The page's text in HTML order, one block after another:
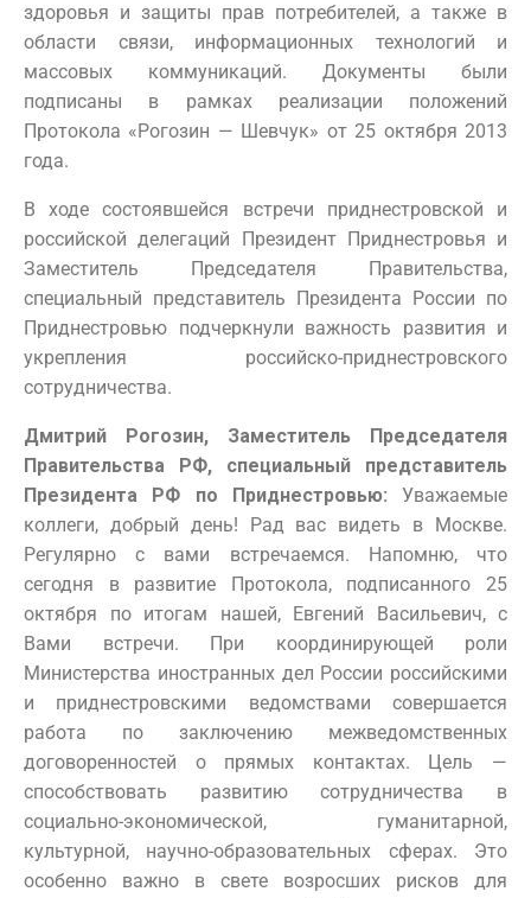
здоровья и защиты прав потребителей, а также в
области связи, информационных технологий и
массовых коммуникаций. Документы были
подписаны в рамках реализации положений
Протокола «Рогозин — Шевчук» от 25 октября 2013
года.
В ходе состоявшейся встречи приднестровской и
российской делегаций Президент Приднестровья и
Заместитель Председателя Правительства,
специальный представитель Президента России по
Приднестровью подчеркнули важность развития и
укрепления российско-приднестровского
сотрудничества.
Дмитрий Рогозин, Заместитель Председателя
Правительства РФ, специальный представитель
Президента РФ по Приднестровью: Уважаемые
коллеги, добрый день! Рад вас видеть в Москве.
Регулярно с вами встречаемся. Напомню, что
сегодня в развитие Протокола, подписанного 25
октября по итогам нашей, Евгений Васильевич, с
Вами встречи. При координирующей роли
Министерства иностранных дел России российскими
и приднестровскими ведомствами совершается
работа по заключению межведомственных
договоренностей о прямых контактах. Цель —
способствовать развитию сотрудничества в
социально-экономической, гуманитарной,
культурной, научно-образовательных сферах. Это
особенно важно в свете возросших рисков для